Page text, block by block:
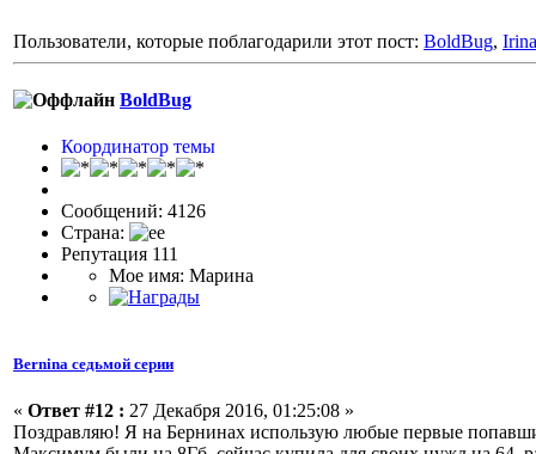
Пользователи, которые поблагодарили этот пост: BoldBug,
BoldBug
Координатор темы
Сообщений: 4126
Страна:
Репутация 111
Мое имя: Марина
Bernina седьмой серии
« Ответ #12 : 27 Декабря 2016, 01:25:08 »
Поздравляю! Я на Бернинах использую любые первые